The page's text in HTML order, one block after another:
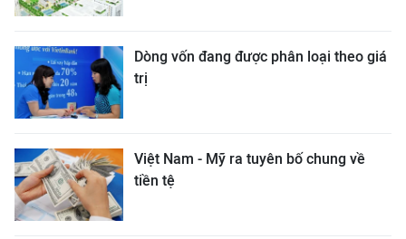
Dòng vốn đang được phân loại theo giá
trị
Việt Nam - Mỹ ra tuyên bố chung về
tiền tệ